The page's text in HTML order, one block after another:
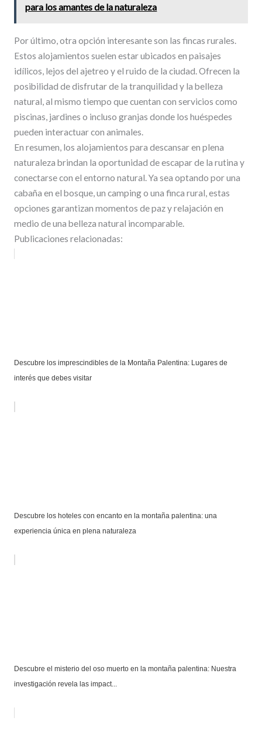
para los amantes de la naturaleza
Por último, otra opción interesante son las fincas rurales.
Estos alojamientos suelen estar ubicados en paisajes
idílicos, lejos del ajetreo y el ruido de la ciudad. Ofrecen la
posibilidad de disfrutar de la tranquilidad y la belleza
natural, al mismo tiempo que cuentan con servicios como
piscinas, jardines o incluso granjas donde los huéspedes
pueden interactuar con animales.
En resumen, los alojamientos para descansar en plena
naturaleza brindan la oportunidad de escapar de la rutina y
conectarse con el entorno natural. Ya sea optando por una
cabaña en el bosque, un camping o una finca rural, estas
opciones garantizan momentos de paz y relajación en
medio de una belleza natural incomparable.
Publicaciones relacionadas:
Descubre los imprescindibles de la Montaña Palentina: Lugares de
interés que debes visitar
Descubre los hoteles con encanto en la montaña palentina: una
experiencia única en plena naturaleza
Descubre el misterio del oso muerto en la montaña palentina: Nuestra
investigación revela las impact...